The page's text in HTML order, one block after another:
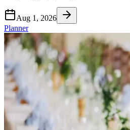
Aug 1, 2026
Planner